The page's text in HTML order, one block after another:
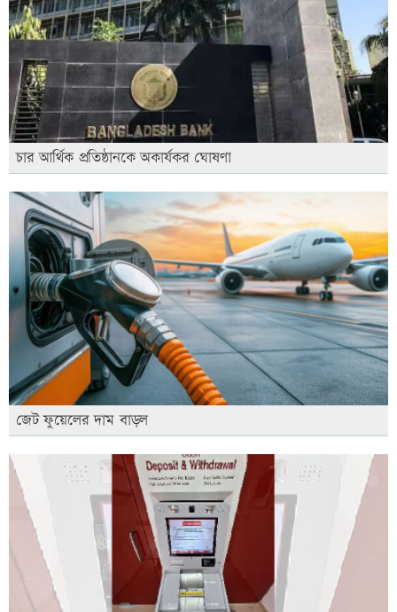
চার আর্থিক প্রতিষ্ঠানকে অকার্যকর ঘোষণা
জেট ফুয়েলের দাম বাড়ল